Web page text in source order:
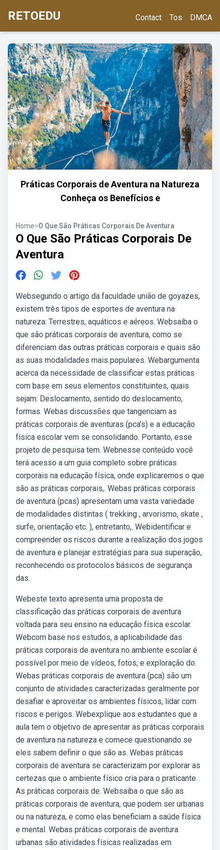
RETOEDU Contact Tos DMCA
Práticas Corporais de Aventura na Natureza
Conheça os Benefícios e
Home>O Que São Práticas Corporais De Aventura
O Que São Práticas Corporais De
Aventura
Websegundo o artigo da faculdade união de goyazes,
existem três tipos de esportes de aventura na
natureza: Terrestres, aquáticos e aéreos. Websaiba o
que são práticas corporais de aventura, como se
diferenciam das outras práticas corporais e quais são
as suas modalidades mais populares. Webargumenta
acerca da necessidade de classificar estas práticas
com base em seus elementos constituintes, quais
sejam: Deslocamento, sentido do deslocamento,
formas. Webas discussões que tangenciam as
práticas corporais de aventuras (pca’s) e a educação
física escolar vem se consolidando. Portanto, esse
projeto de pesquisa tem. Webnesse conteúdo você
terá acesso a um guia completo sobre práticas
corporais na educação física, onde explicaremos o que
são as práticas corporais,. Webas práticas corporais
de aventura (pcas) apresentam uma vasta variedade
de modalidades distintas ( trekking , arvorismo, skate ,
surfe, orientação etc. ), entretanto,. Webidentificar e
compreender os riscos durante a realização dos jogos
de aventura e planejar estratégias para sua superação,
reconhecendo os protocolos básicos de segurança
das.
Webeste texto apresenta uma proposta de
classificação das práticas corporais de aventura
voltada para seu ensino na educação física escolar.
Webcom base nos estudos, a aplicabilidade das
práticas corporais de aventura no ambiente escolar é
possível por meio de vídeos, fotos, e exploração do.
Webas práticas corporais de aventura (pca) são um
conjunto de atividades caracterizadas geralmente por
desafiar e aproveitar os ambientes físicos, lidar com
riscos e perigos. Webexplique aos estudantes que a
aula tem o objetivo de apresentar as práticas corporais
de aventura na natureza e comece questionando se
eles sabem definir o que são as. Webas práticas
corporais de aventura se caracterizam por explorar as
certezas que o ambiente físico cria para o praticante.
As práticas corporais de. Websaiba o que são as
práticas corporais de aventura, que podem ser urbanas
ou na natureza, e como elas beneficiam a saúde física
e mental. Webas práticas corporais de aventura
urbanas são atividades físicas realizadas em